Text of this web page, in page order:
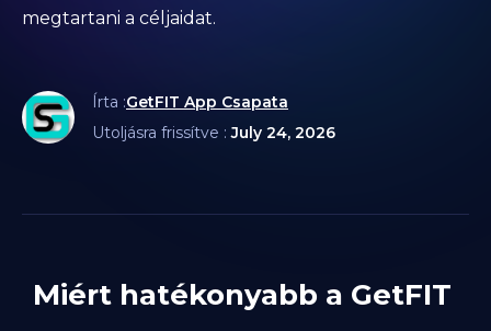
megtartani a céljaidat.
Írta :GetFIT App Csapata
Utoljásra frissítve :July 24, 2026
Miért hatékonyabb a GetFIT